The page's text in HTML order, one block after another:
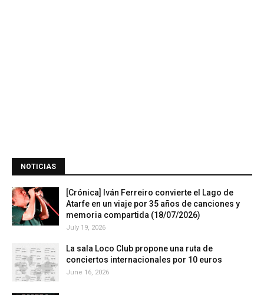
NOTICIAS
[Crónica] Iván Ferreiro convierte el Lago de
Atarfe en un viaje por 35 años de canciones y
memoria compartida (18/07/2026)
July 19, 2026
La sala Loco Club propone una ruta de
conciertos internacionales por 10 euros
June 16, 2026